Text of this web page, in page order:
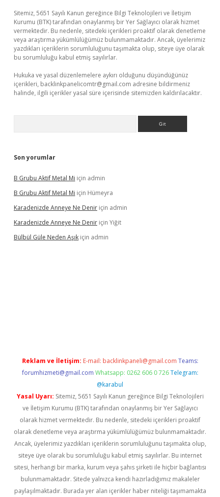
Sitemiz, 5651 Sayılı Kanun gereğince Bilgi Teknolojileri ve İletişim
Kurumu (BTK) tarafından onaylanmış bir Yer Sağlayıcı olarak hizmet
vermektedir. Bu nedenle, sitedeki içerikleri proaktif olarak denetleme
veya araştırma yükümlülüğümüz bulunmamaktadır. Ancak, üyelerimiz
yazdıkları içeriklerin sorumluluğunu taşımakta olup, siteye üye olarak
bu sorumluluğu kabul etmiş sayılırlar.
Hukuka ve yasal düzenlemelere aykırı olduğunu düşündüğünüz
içerikleri, backlinkpanelicomtr@gmail.com adresine bildirmeniz
halinde, ilgili içerikler yasal süre içerisinde sitemizden kaldırılacaktır.
Son yorumlar
B Grubu Aktif Metal Mi için admin
B Grubu Aktif Metal Mi için Hümeyra
Karadenizde Anneye Ne Denir için admin
Karadenizde Anneye Ne Denir için Yiğit
Bülbül Güle Neden Aşık için admin
Reklam ve İletişim: E-mail: backlinkpaneli@gmail.com Teams:
forumhizmeti@gmail.com Whatsapp: 0262 606 0 726 Telegram:
@karabul
Yasal Uyarı: Sitemiz, 5651 Sayılı Kanun gereğince Bilgi Teknolojileri
ve İletişim Kurumu (BTK) tarafından onaylanmış bir Yer Sağlayıcı
olarak hizmet vermektedir. Bu nedenle, sitedeki içerikleri proaktif
olarak denetleme veya araştırma yükümlülüğümüz bulunmamaktadır.
Ancak, üyelerimiz yazdıkları içeriklerin sorumluluğunu taşımakta olup,
siteye üye olarak bu sorumluluğu kabul etmiş sayılırlar. Bu internet
sitesi, herhangi bir marka, kurum veya şahıs şirketi ile hiçbir bağlantısı
bulunmamaktadır. Sitede yalnızca kendi hazırladığımız makaleler
paylaşılmaktadır. Burada yer alan içerikler haber niteliği taşımamakta